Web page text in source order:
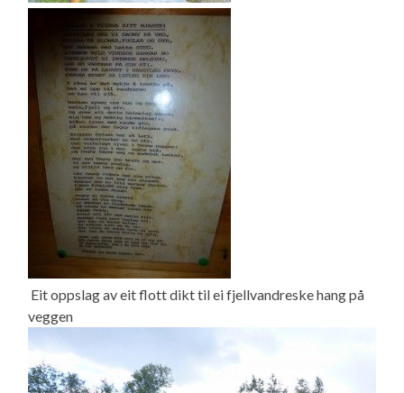
Eit oppslag av eit flott dikt til ei fjellvandreske hang på
veggen